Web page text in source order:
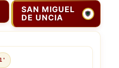
SAN MIGUEL
DE UNCIA
1'